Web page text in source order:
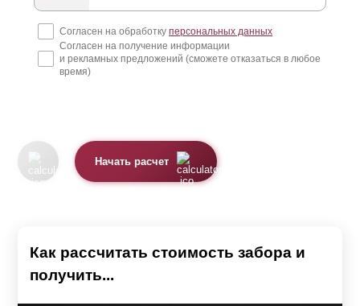
Согласен на обработку персональных данных
Согласен на получение информации
и рекламных предложений (сможете отказаться в любое
время)
Начать расчет
Как рассчитать стоимость забора и
получить...